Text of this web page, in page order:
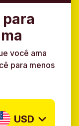
você ama
para menos
USD